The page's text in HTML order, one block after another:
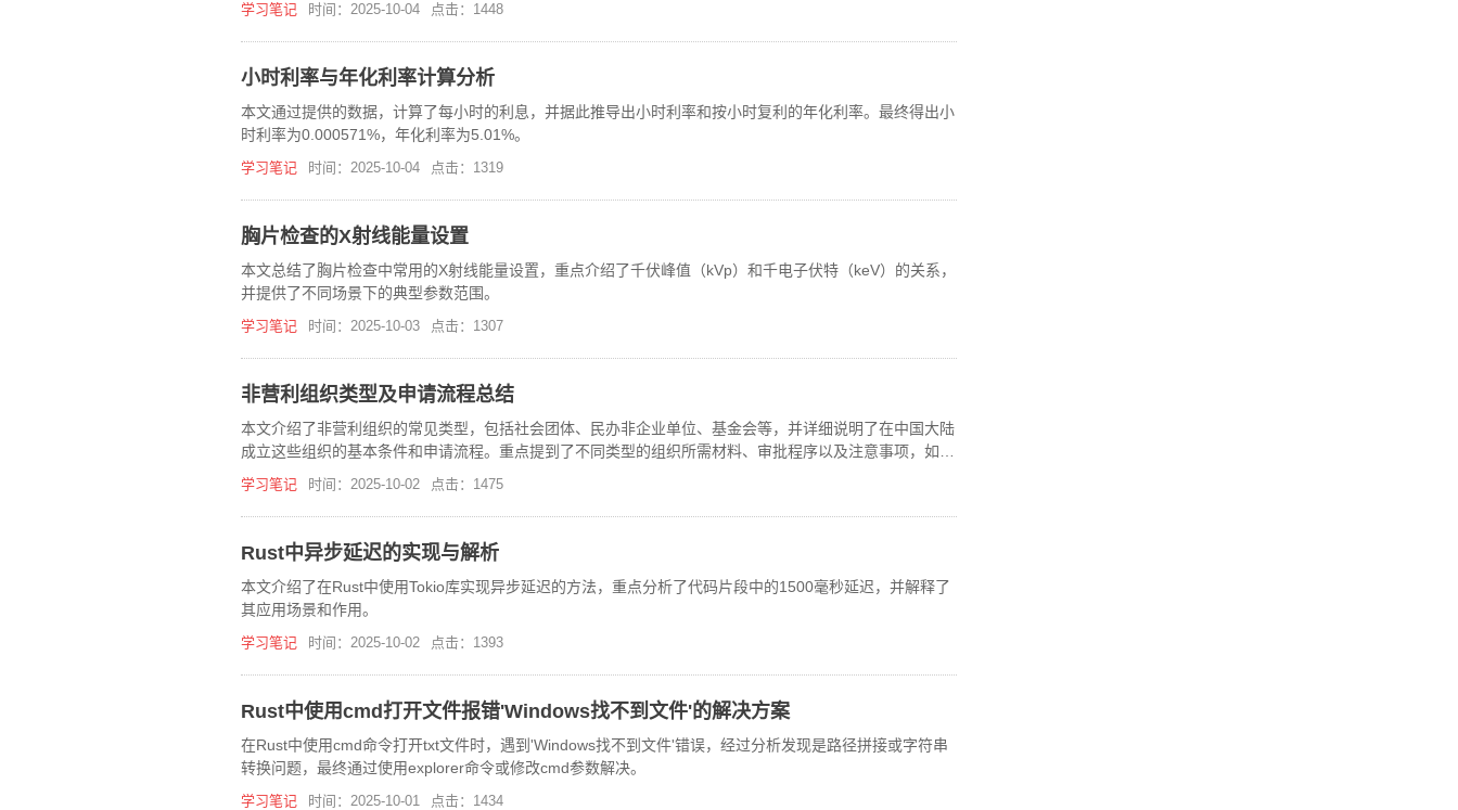
学习笔记 时间：2025-10-04 点击：1448
小时利率与年化利率计算分析
本文通过提供的数据，计算了每小时的利息，并据此推导出小时利率和按小时复利的年化利率。最终得出小
时利率为0.000571%，年化利率为5.01%。
学习笔记 时间：2025-10-04 点击：1319
胸片检查的X射线能量设置
本文总结了胸片检查中常用的X射线能量设置，重点介绍了千伏峰值（kVp）和千电子伏特（keV）的关系，
并提供了不同场景下的典型参数范围。
学习笔记 时间：2025-10-03 点击：1307
非营利组织类型及申请流程总结
本文介绍了非营利组织的常见类型，包括社会团体、民办非企业单位、基金会等，并详细说明了在中国大陆
成立这些组织的基本条件和申请流程。重点提到了不同类型的组织所需材料、审批程序以及注意事项，如业
务主管单位审批、年检要求、税收优惠等。
学习笔记 时间：2025-10-02 点击：1475
Rust中异步延迟的实现与解析
本文介绍了在Rust中使用Tokio库实现异步延迟的方法，重点分析了代码片段中的1500毫秒延迟，并解释了
其应用场景和作用。
学习笔记 时间：2025-10-02 点击：1393
Rust中使用cmd打开文件报错'Windows找不到文件'的解决方案
在Rust中使用cmd命令打开txt文件时，遇到'Windows找不到文件'错误，经过分析发现是路径拼接或字符串
转换问题，最终通过使用explorer命令或修改cmd参数解决。
学习笔记 时间：2025-10-01 点击：1434